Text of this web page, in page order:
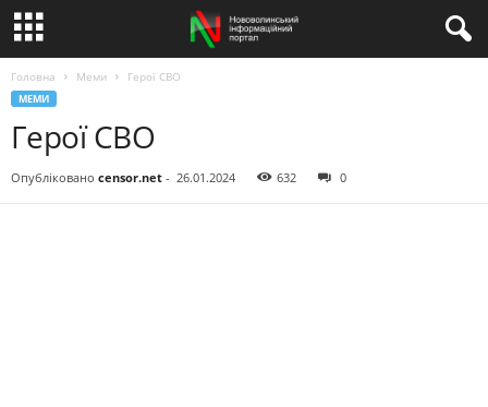
Головна Меми Герої СВО
МЕМИ
Герої СВО
Опубліковано censor.net - 26.01.2024 632 0